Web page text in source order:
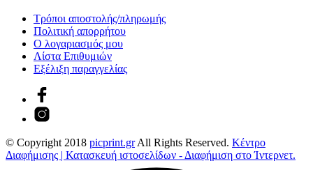
Τρόποι αποστολής/πληρωμής
Πολιτική απορρήτου
Ο λογαριασμός μου
Λίστα Επιθυμιών
Εξέλιξη παραγγελίας
© Copyright 2018 picprint.grAll Rights Reserved. Κέντρο
Διαφήμισης | Κατασκευή ιστοσελίδων - Διαφήμιση στο Ίντερνετ.